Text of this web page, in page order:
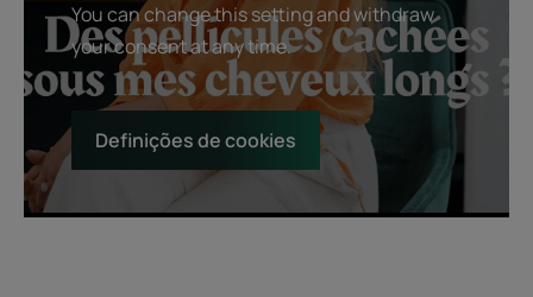
You can change this setting and withdraw
your consent at any time.
Definições de cookies